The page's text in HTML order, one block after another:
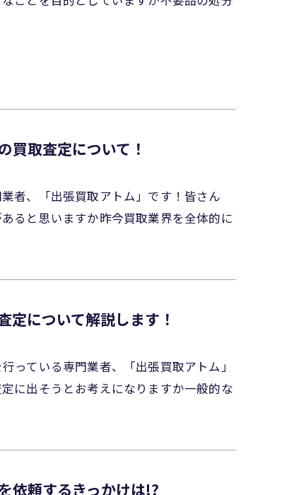
買取査定について！
者、「出張買取アトム」です！皆さん
ると思いますか昨今買取業界を全体的に
定について解説します！
っている専門業者、「出張買取アトム」
に出そうとお考えになりますか一般的な
依頼するきっかけは!?